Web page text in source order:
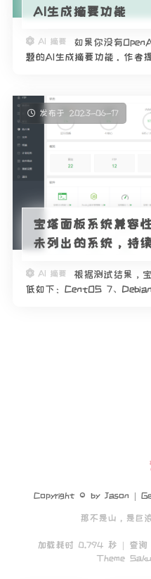
AI生成摘要功能
AI 摘要
如果你没有
题的AI生成摘要功能。作者
发布于 2023-06-17
宝塔面板系统兼容
未列出的系统，持
AI 摘要
根据测试结果，
低如下：CentOS 7、
Copyright © by Jason |
那不是山，是巨
加载耗时 0.794 秒 | 查
Theme